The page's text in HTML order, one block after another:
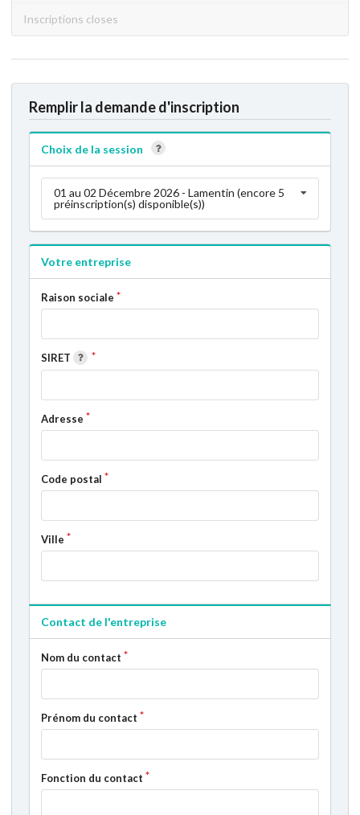
Inscriptions closes
Remplir la demande d'inscription
Choix de la session
01 au 02 Décembre 2026 - Lamentin (encore 5
préinscription(s) disponible(s))
Votre entreprise
Raison sociale
SIRET
Adresse
Code postal
Ville
Contact de l'entreprise
Nom du contact
Prénom du contact
Fonction du contact